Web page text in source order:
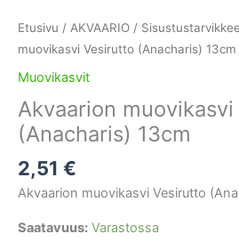
Etusivu / AKVAARIO /
muovikasvi Vesirutto (Anacharis) 13cm
Muovikasvit
Akvaarion
(Anacharis) 13cm
2,51 €
Akvaarion muovikasvi Vesirutto
Saatavuus: Varastossa